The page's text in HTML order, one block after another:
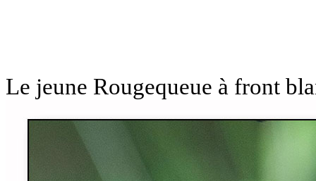
Le jeune Rougequeue à front